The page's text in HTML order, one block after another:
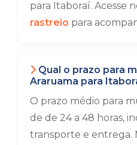
para Itaboraí. Acesse
rastreio para
Qual o prazo para
Araruama para
O prazo médio para
de de 24 a 48 horas,
transporte e entrega.